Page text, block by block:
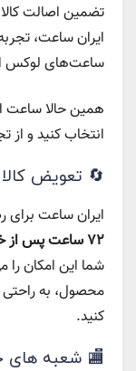
تضمین اصالت
ایران ساعت،
ساعت‌های لوکس
همین حالا ساعت
انتخاب کنید و
🔄 تعویض کالا تا ۷۲
ایران‌ ساعت
۷۲ ساعت پس از خرید
شما این امکان
محصول، به
کنید.
🏬 شعبه های